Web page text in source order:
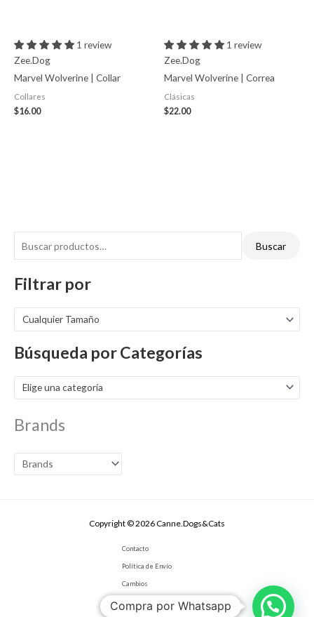
Buscar
Filtrar por
Cualquier Tamaño
Búsqueda por Categorías
Elige una categoría
Brands
1 review
Zee.Dog
Marvel Wolverine | Collar
Collares
$16.00
1 review
Zee.Dog
Marvel Wolverine | Correa
Clásicas
$22.00
Copyright © 2026 Canne.Dogs&Cats
Contacto
Política de Envío
Cambios
Términos y Condiciones
Compra por Whatsapp